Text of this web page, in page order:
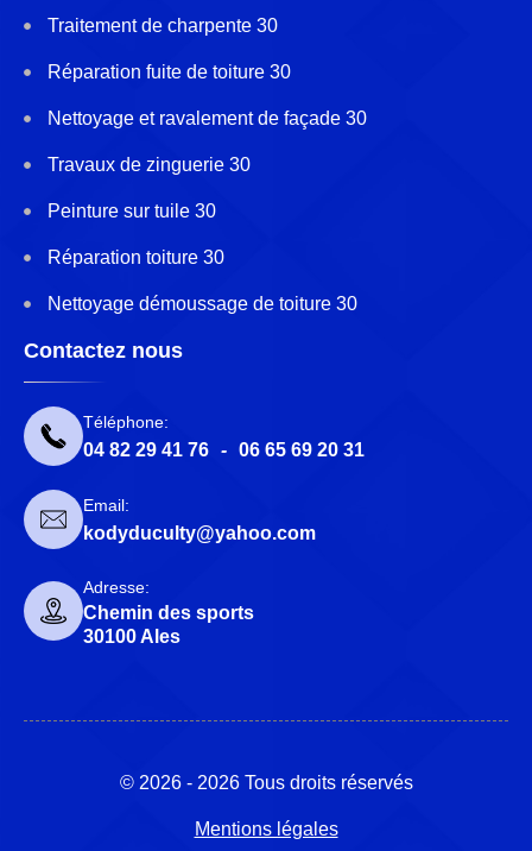
Traitement de charpente 30
Réparation fuite de toiture 30
Nettoyage et ravalement de façade 30
Travaux de zinguerie 30
Peinture sur tuile 30
Réparation toiture 30
Nettoyage démoussage de toiture 30
Contactez nous
Téléphone:
04 82 29 41 76 - 06 65 69 20 31
Email:
kodyduculty@yahoo.com
Adresse:
Chemin des sports
30100 Ales
© 2026 - 2026 Tous droits réservés
Mentions légales